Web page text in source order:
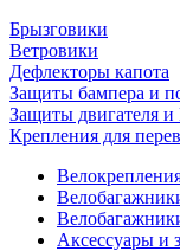
Брызговики
Ветровики
Дефлекторы капота
Защиты бампера и
Защиты двигателя
Крепления для
Аксессуары и